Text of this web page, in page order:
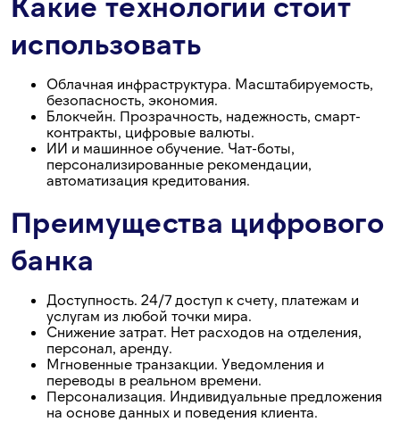
использовать
Облачная инфраструктура. Масштабируемость,
безопасность, экономия.
Блокчейн. Прозрачность, надежность, смарт-
контракты, цифровые валюты.
ИИ и машинное обучение. Чат-боты,
персонализированные рекомендации,
автоматизация кредитования.
Преимущества цифрового
банка
Доступность. 24/7 доступ к счету, платежам и
услугам из любой точки мира.
Снижение затрат. Нет расходов на отделения,
персонал, аренду.
Мгновенные транзакции. Уведомления и
переводы в реальном времени.
Персонализация. Индивидуальные предложения
на основе данных и поведения клиента.